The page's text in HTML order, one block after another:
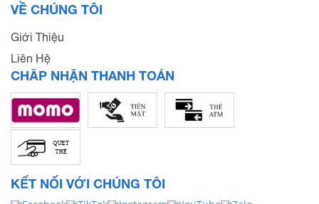
VỀ CHÚNG TÔI
Giới Thiệu
Liên Hệ
CHẤP NHẬN THANH TOÁN
KẾT NỐI VỚI CHÚNG TÔI